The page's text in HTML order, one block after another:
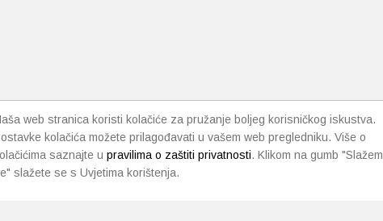
web stranica koristi kolačiće za pružanje boljeg korisničkog iskustva.
kolačića možete prilagođavati u vašem web pregledniku. Više o
saznajte u pravilima o zaštiti privatnosti. Klikom na gumb "Slažem
slažete se s Uvjetima korištenja.